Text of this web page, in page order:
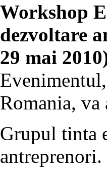
Workshop
dezvoltare
29 mai
Romania,
Grupul tinta
antreprenori.